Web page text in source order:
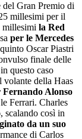
Gran Premio di
millesimi per il
millesimi la Red
per le Mercedes
Oscar Piastri
finale delle
questo caso
volante della Haas
Fernando Alonso
Ferrari. Charles
scalando così in
da un suo
di Carlos